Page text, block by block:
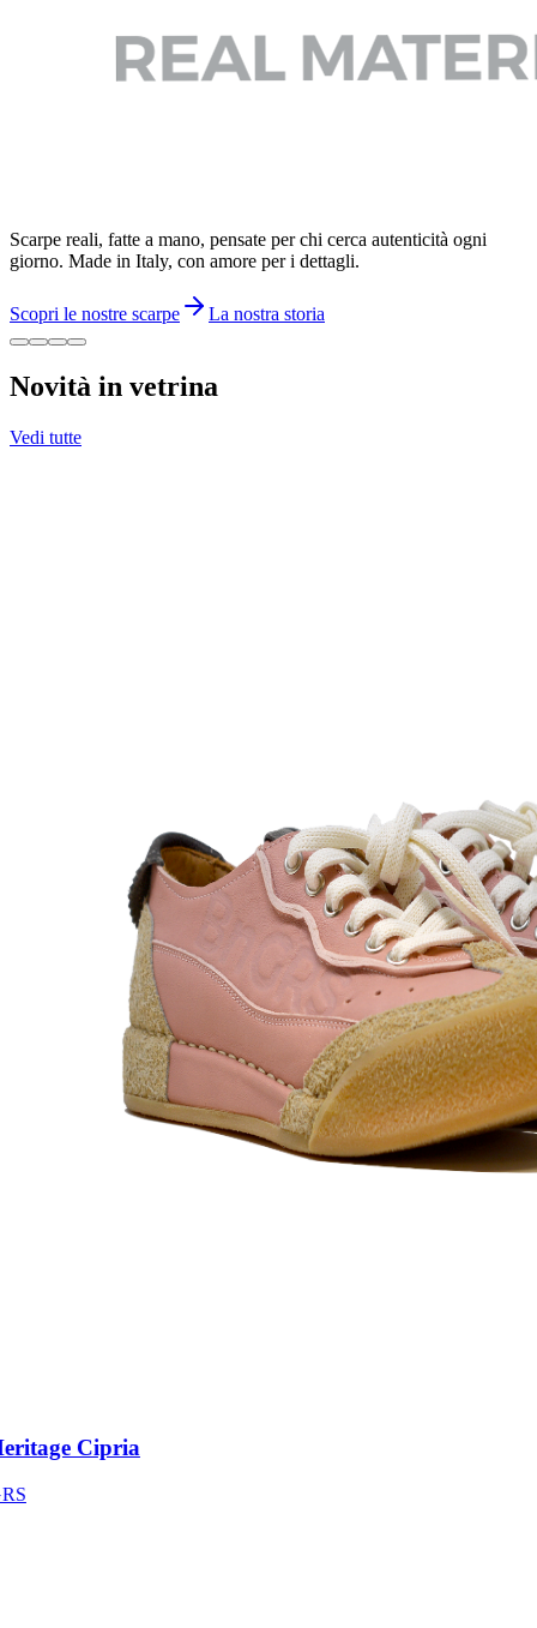
Scarpe reali, fatte a mano, pensate per chi cerca autenticità ogni
giorno. Made in Italy, con amore per i dettagli.
Scopri le nostre scarpe La nostra storia
Novità in vetrina
Vedi tutte
Cipria